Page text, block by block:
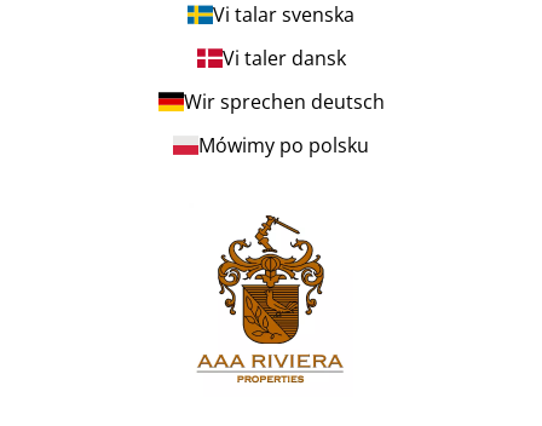
Vi talar svenska
Vi taler dansk
Wir sprechen deutsch
Mówimy po polsku